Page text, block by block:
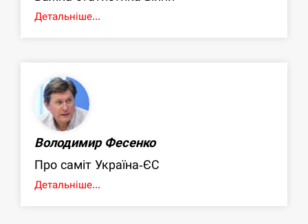
Детальніше...
Володимир Фесенко
Про саміт Україна-ЄС
Детальніше...